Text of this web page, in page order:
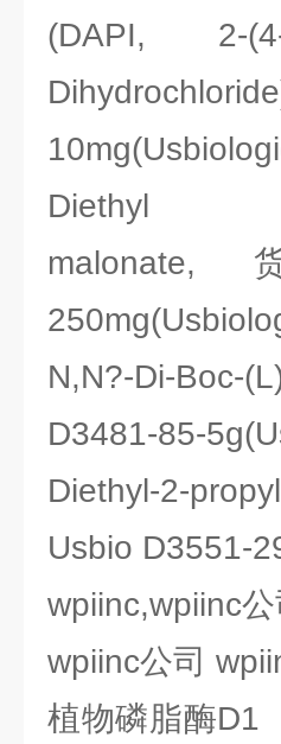
(DAPI, 2-(4-
Diethyl (6-
N,N?-Di-Boc-
D3481-85-
Diethyl-2-
Usbio D3551-
wpiinc,wpiinc
wpiinc公司
植物磷脂酶D1